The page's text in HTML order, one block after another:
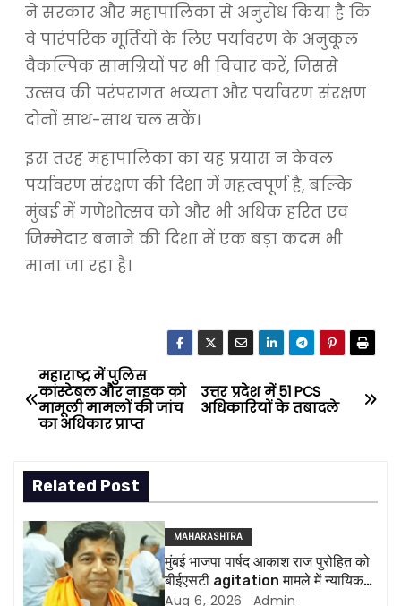
ने सरकार और महापालिका से अनुरोध किया है कि
वे पारंपरिक मूर्तियों के लिए पर्यावरण के अनुकूल
वैकल्पिक सामग्रियों पर भी विचार करें, जिससे
उत्सव की परंपरागत भव्यता और पर्यावरण संरक्षण
दोनों साथ-साथ चल सकें।
इस तरह महापालिका का यह प्रयास न केवल
पर्यावरण संरक्षण की दिशा में महत्वपूर्ण है, बल्कि
मुंबई में गणेशोत्सव को और भी अधिक हरित एवं
जिम्मेदार बनाने की दिशा में एक बड़ा कदम भी
माना जा रहा है।
P
o
t
n
a
उत्तर प्रदेश में 51 PCS
अधिकारियों के तबादले
महाराष्ट्र में पुलिस
कांस्टेबल और नाइक को
मामूली मामलों की जांच
का अधिकार प्राप्त
Related Post
MAHARASHTRA
मुंबई भाजपा पार्षद आकाश राज पुरोहित को
बीईएसटी agitation मामले में न्यायिक
हिरासत में भेजा गया
Aug 6, 2026 Admin